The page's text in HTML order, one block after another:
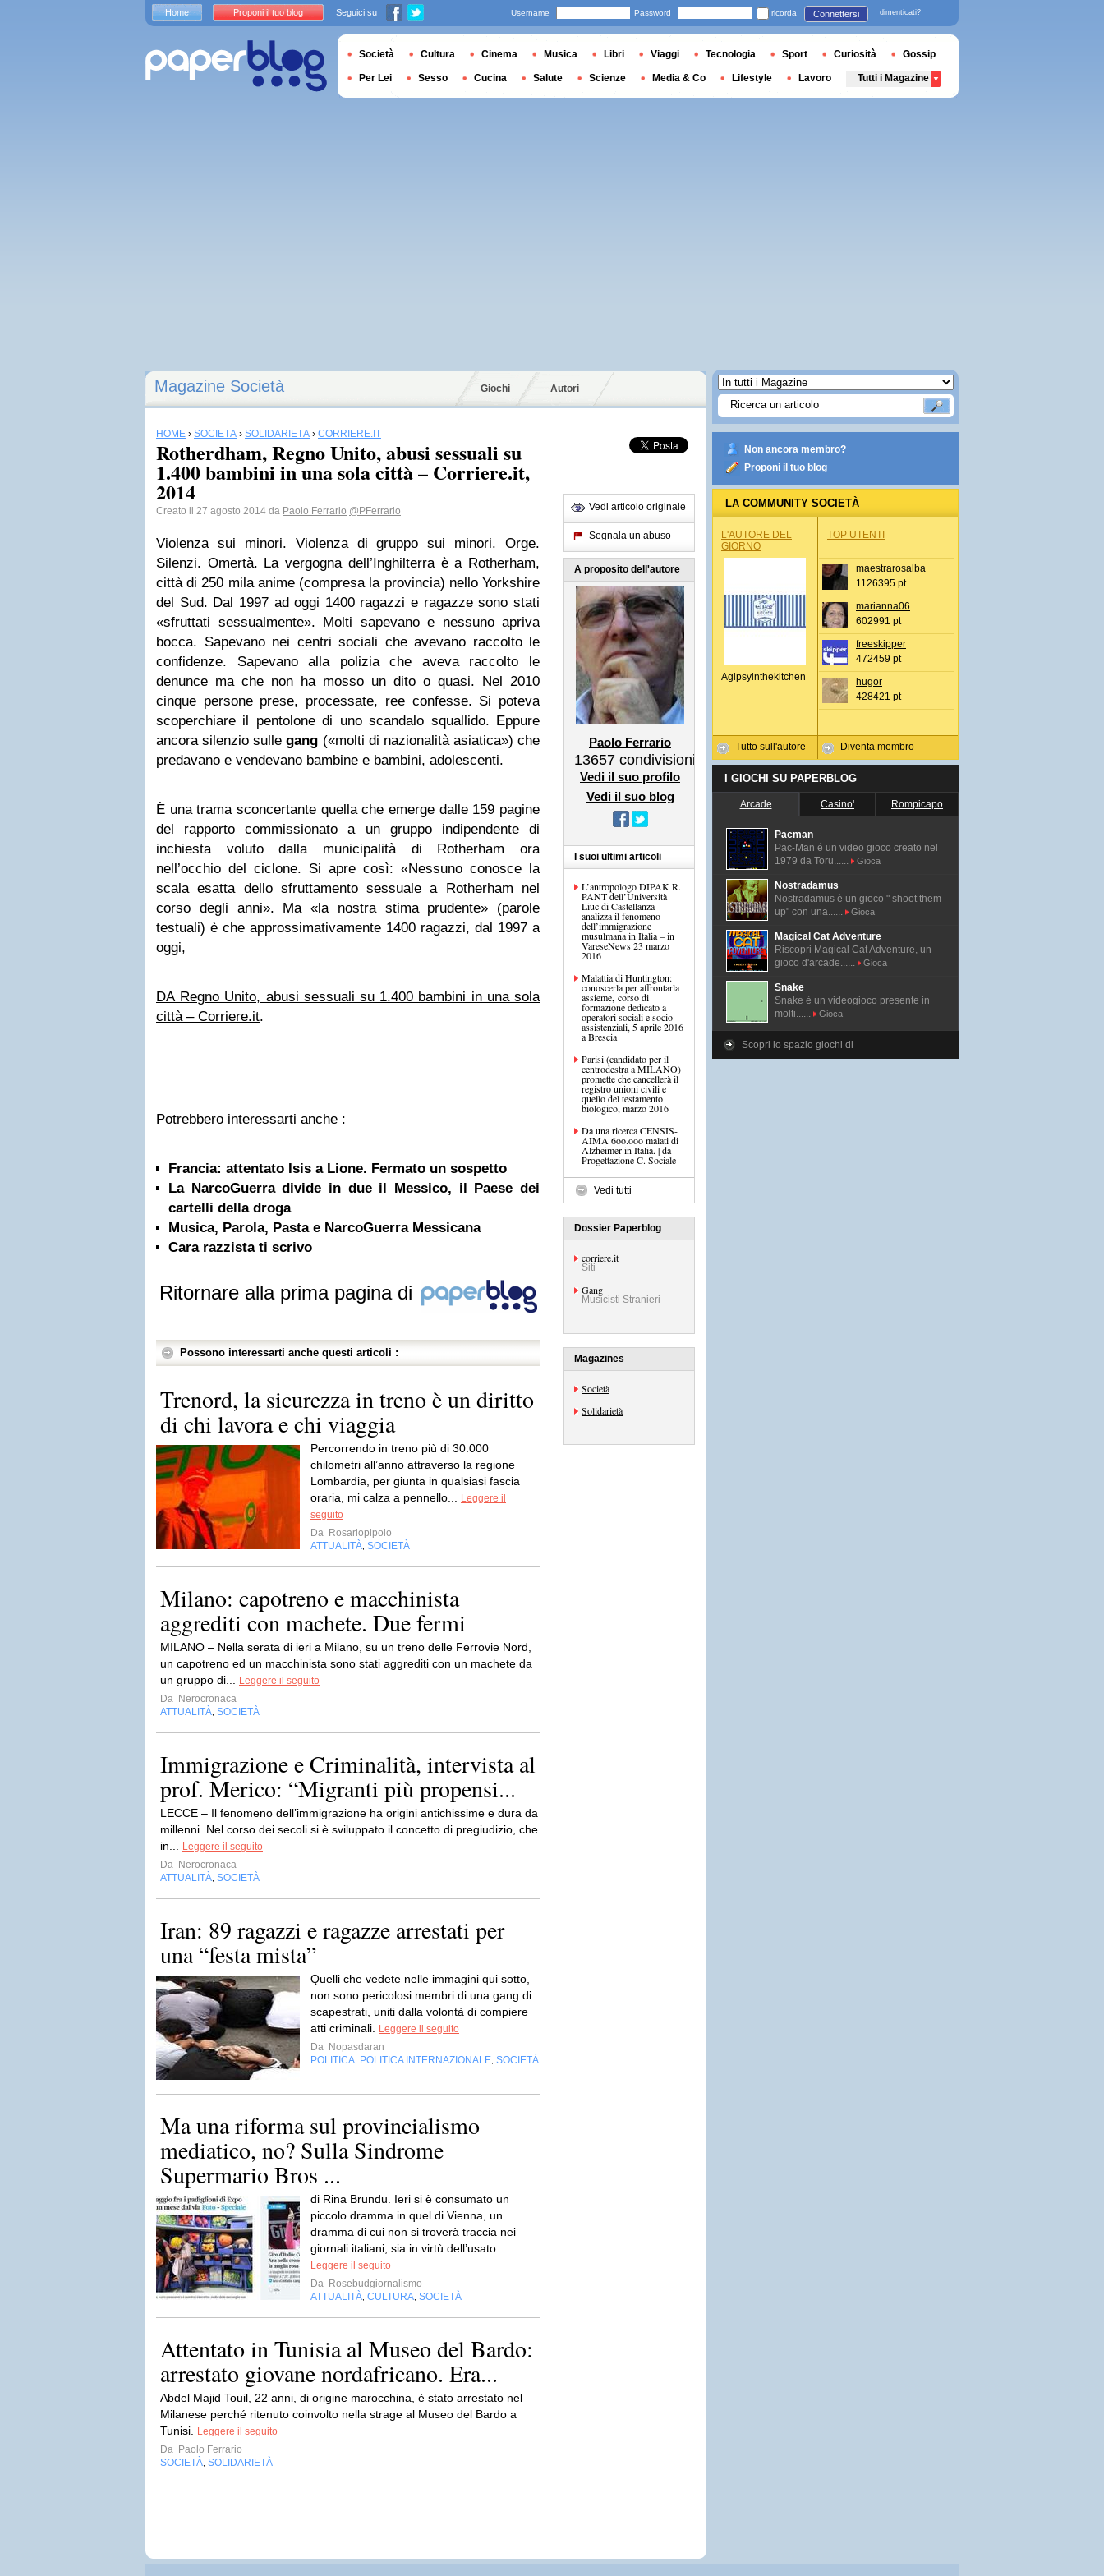
Magazine Società Giochi Autori
HOME › SOCIETÀ › SOLIDARIETÀ › CORRIERE.IT
Rotherdham, Regno Unito, abusi sessuali su
1.400 bambini in una sola città – Corriere.it,
2014
Creato il 27 agosto 2014 da Paolo Ferrario @PFerrario
Violenza sui minori. Violenza di gruppo sui minori. Orge.
Silenzi. Omertà. La vergogna dell’Inghilterra è a Rotherham,
città di 250 mila anime (compresa la provincia) nello Yorkshire
del Sud. Dal 1997 ad oggi 1400 ragazzi e ragazze sono stati
«sfruttati sessualmente». Molti sapevano e nessuno apriva
bocca. Sapevano nei centri sociali che avevano raccolto le
confidenze. Sapevano alla polizia che aveva raccolto le
denunce ma che non ha mosso un dito o quasi. Nel 2010
cinque persone prese, processate, ree confesse. Si poteva
scoperchiare il pentolone di uno scandalo squallido. Eppure
ancora silenzio sullegang («molti di nazionalità asiatica») che
predavano e vendevano bambine e bambini, adolescenti.
È una trama sconcertante quella che emerge dalle 159 pagine
del rapporto commissionato a un gruppo indipendente di
inchiesta voluto dalla municipalità di Rotherham ora
nell’occhio del ciclone. Si apre così: «Nessuno conosce la
scala esatta dello sfruttamento sessuale a Rotherham nel
corso degli anni». Ma «la nostra stima prudente» (parole
testuali) è che approssimativamente 1400 ragazzi, dal 1997 a
oggi,
DA Regno Unito, abusi sessuali su 1.400 bambini in una sola
città – Corriere.it.
Potrebbero interessarti anche :
Francia: attentato Isis a Lione. Fermato un sospetto
La NarcoGuerra divide in due il Messico, il Paese dei
cartelli della droga
Musica, Parola, Pasta e NarcoGuerra Messicana
Cara razzista ti scrivo
Ritornare alla prima pagina di
Possono interessarti anche questi articoli :
Trenord, la sicurezza in treno è un diritto
di chi lavora e chi viaggia
Percorrendo in treno più di 30.000
chilometri all’anno attraverso la regione
Lombardia, per giunta in qualsiasi fascia
oraria, mi calza a pennello...
Leggere il
seguito
Da Rosariopipolo
ATTUALITÀ SOCIETÀ
Milano: capotreno e macchinista
aggrediti con machete. Due fermi
MILANO – Nella serata di ieri a Milano, su un treno delle Ferrovie Nord,
un capotreno ed un macchinista sono stati aggrediti con un machete da
un gruppo di...
Leggere il seguito
Da Nerocronaca
ATTUALITÀ SOCIETÀ
Immigrazione e Criminalità, intervista al
prof. Merico: “Migranti più propensi...
LECCE – Il fenomeno dell’immigrazione ha origini antichissime e dura da
millenni. Nel corso dei secoli si è sviluppato il concetto di pregiudizio, che
in...
Leggere il seguito
Da Nerocronaca
ATTUALITÀ SOCIETÀ
Iran: 89 ragazzi e ragazze arrestati per
una “festa mista”
Quelli che vedete nelle immagini qui sotto,
non sono pericolosi membri di una gang di
scapestrati, uniti dalla volontà di compiere
atti criminali.
Leggere il seguito
Da Nopasdaran
POLITICA POLITICA INTERNAZIONALE SOCIETÀ
Ma una riforma sul provincialismo
mediatico, no? Sulla Sindrome
Supermario Bros ...
di Rina Brundu. Ieri si è consumato un
piccolo dramma in quel di Vienna, un
dramma di cui non si troverà traccia nei
giornali italiani, sia in virtù dell’usato...
Leggere il seguito
Da Rosebudgiornalismo
ATTUALITÀ CULTURA SOCIETÀ
Attentato in Tunisia al Museo del Bardo:
arrestato giovane nordafricano. Era...
Abdel Majid Touil, 22 anni, di origine marocchina, è stato arrestato nel
Milanese perché ritenuto coinvolto nella strage al Museo del Bardo a
Tunisi.
Leggere il seguito
Da Paolo Ferrario
SOCIETÀ SOLIDARIETÀ
Vedi articolo originale
Segnala un abuso
A proposito dell'autore
Paolo Ferrario
13657 condivisioni
Vedi il suo profilo
Vedi il suo blog
I suoi ultimi articoli
L’antropologo DIPAK R.
PANT dell’Università
Liuc di Castellanza
analizza il fenomeno
dell’immigrazione
musulmana in Italia – in
VareseNews 23 marzo
2016
Malattia di Huntington:
conoscerla per affrontarla
assieme, corso di
formazione dedicato a
operatori sociali e socio-
assistenziali, 5 aprile 2016
a Brescia
Parisi (candidato per il
centrodestra a MILANO)
promette che cancellerà il
registro unioni civili e
quello del testamento
biologico, marzo 2016
Da una ricerca CENSIS-
AIMA 6oo.ooo malati di
Alzheimer in Italia. | da
Progettazione C. Sociale
Vedi tutti
Dossier Paperblog
corriere.it
Siti
Gang
Musicisti Stranieri
Magazines
Società
Solidarietà
Non ancora membro?
Proponi il tuo blog
LA COMMUNITY SOCIETÀ
L'AUTORE DEL
GIORNO
Agipsyinthekitchen
Tutto sull'autore
TOP UTENTI
maestrarosalba
1126395 pt
marianna06
602991 pt
freeskipper
472459 pt
hugor
428421 pt
Diventa membro
I GIOCHI SU PAPERBLOG
Arcade Casino' Rompicapo
Pacman
Pac-Man é un video gioco creato nel
1979 da Toru......
Gioca
Nostradamus
Nostradamus è un gioco " shoot them
up" con una......
Gioca
Magical Cat Adventure
Riscopri Magical Cat Adventure, un
gioco d'arcade......
Gioca
Snake
Snake è un videogioco presente in
molti......
Gioca
Scopri lo spazio giochi di
Home Proponi il tuo blog Seguici su Username Password ricorda Connettersi dimenticati?
Società Cultura Cinema Musica Libri Viaggi Tecnologia Sport Curiosità Gossip
Per Lei Sesso Cucina Salute Scienze Media & Co Lifestyle Lavoro Tutti i Magazine